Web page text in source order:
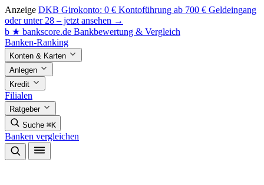
Anzeige DKB Girokonto: 0 € Kontoführung ab 700 € Geldeingang
oder unter 28 – jetzt ansehen →
b ★ bankscore.de Bankbewertung & Vergleich
Banken-Ranking
Konten & Karten
Anlegen
Kredit
Filialen
Ratgeber
Suche ⌘K
Banken vergleichen